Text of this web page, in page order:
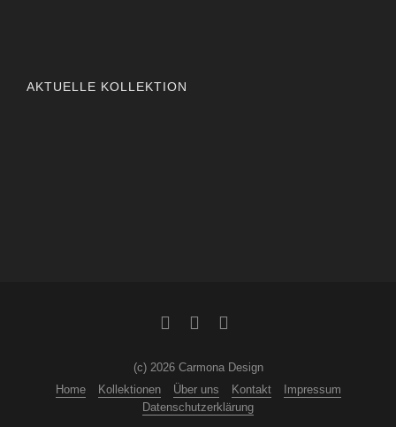
AKTUELLE KOLLEKTION
(c) 2026 Carmona Design
Home
Kollektionen Über uns Kontakt
Impressum
Datenschutzerklärung